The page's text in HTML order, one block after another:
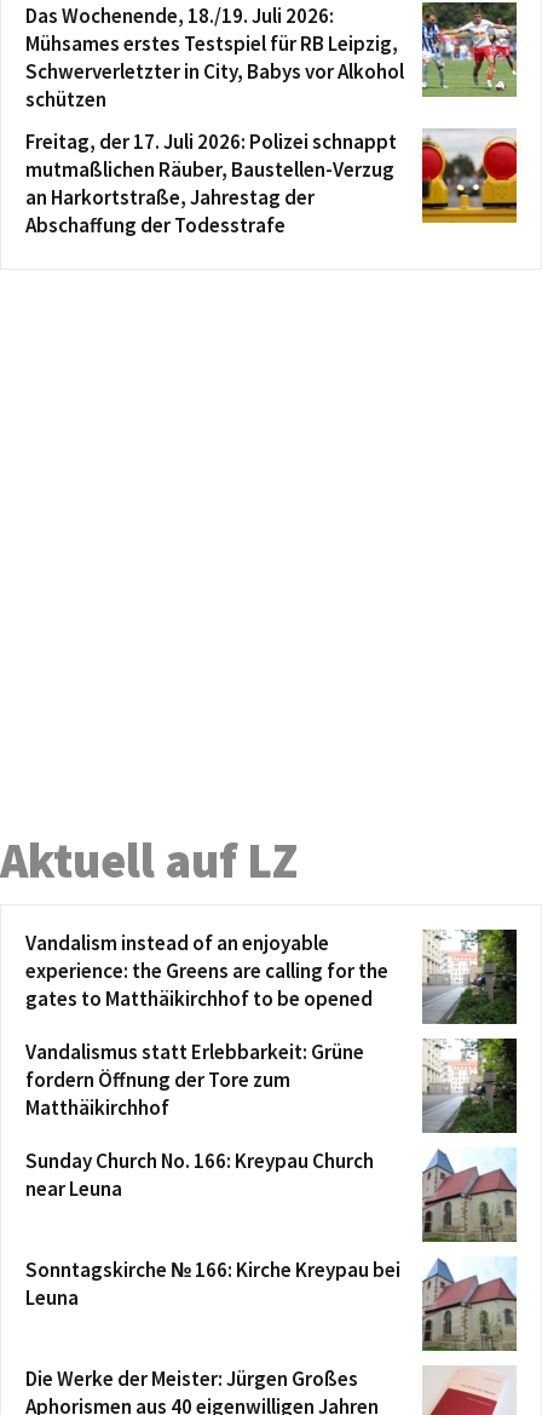
Das Wochenende, 18./19. Juli 2026:
Mühsames erstes Testspiel für RB Leipzig,
Schwerverletzter in City, Babys vor Alkohol
schützen
Freitag, der 17. Juli 2026: Polizei schnappt
mutmaßlichen Räuber, Baustellen-Verzug
an Harkortstraße, Jahrestag der
Abschaffung der Todesstrafe
Aktuell auf LZ
Vandalism instead of an enjoyable
experience: the Greens are calling for the
gates to Matthäikirchhof to be opened
Vandalismus statt Erlebbarkeit: Grüne
fordern Öffnung der Tore zum
Matthäikirchhof
Sunday Church No. 166: Kreypau Church
near Leuna
Sonntagskirche № 166: Kirche Kreypau bei
Leuna
Die Werke der Meister: Jürgen Großes
Aphorismen aus 40 eigenwilligen Jahren